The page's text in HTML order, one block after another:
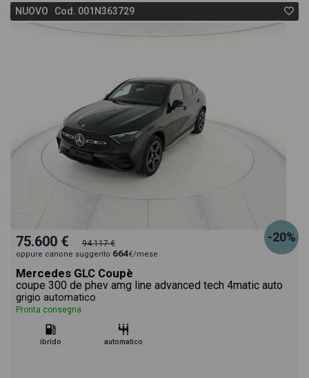
NUOVO Cod. 001N363729
-20%
75.600 € 94.117 €
oppure canone suggerito 664€/mese
Mercedes GLC Coupè
coupe 300 de phev amg line advanced tech 4matic auto
grigio automatico
Pronta consegna
ibrido automatico